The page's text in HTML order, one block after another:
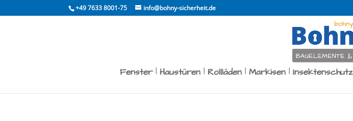
to
+49 7633 8001-75 info@bohny-sicherheit.de
Fenster Haustüren Rollläden Markisen Insektenschutz